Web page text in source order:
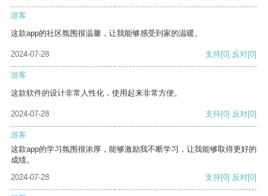
游客
这款app的社区氛围很温馨，让我能够感受到家的温暖。
2024-07-28 支持[0] 反对[0]
游客
这款软件的设计非常人性化，使用起来非常方便。
2024-07-28 支持[0] 反对[0]
游客
这款app的学习氛围很浓厚，能够激励我不断学习，让我能够取得更好的
成绩。
2024-07-28
支持[0] 反对[0]